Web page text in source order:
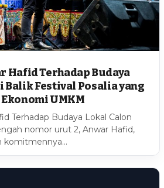
Hafid Terhadap Budaya
Balik Festival Posalia yang
UMKM
Terhadap Budaya Lokal Calon
nomor urut 2, Anwar Hafid,
komitmennya…